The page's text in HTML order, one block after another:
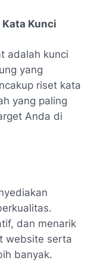
Kunci
adalah kunci
yang
riset kata
yang paling
Anda di
dan menarik
website serta
banyak.